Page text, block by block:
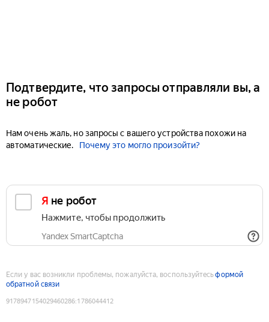
Подтвердите, что запросы отправляли вы, а
не робот
Нам очень жаль, но запросы с вашего устройства похожи на
автоматические.
Почему это могло произойти?
Я не робот
Нажмите, чтобы продолжить
Yandex SmartCaptcha
Если у вас возникли проблемы, пожалуйста, воспользуйтесьформой
обратной связи
9178947154029460286:1786044412